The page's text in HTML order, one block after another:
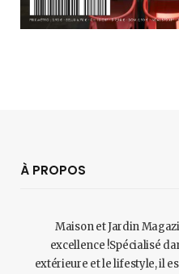
À PROPOS
Maison et Jardin
excellence !Spécialisé
extérieure et le lifestyle, il